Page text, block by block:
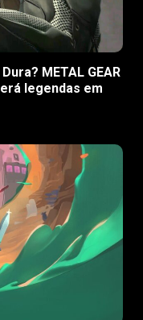
METAL GEAR
legendas em